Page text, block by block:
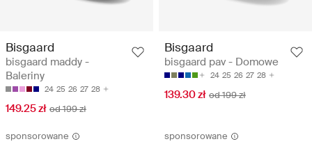
Bisgaard
bisgaard maddy -
Baleriny
24 25 26 27 28
149.25 zł od 199 zł
Bisgaard
bisgaard pav - Domowe
24 25 26 27 28
139.30 zł od 199 zł
sponsorowane sponsorowane